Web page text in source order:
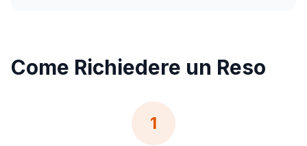
Come Richiedere un Reso
1